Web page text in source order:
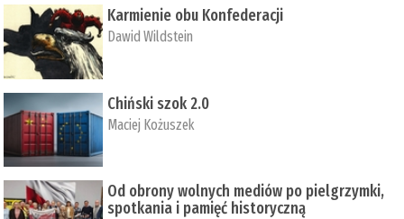
Karmienie obu Konfederacji
Dawid Wildstein
Chiński szok 2.0
Maciej Kożuszek
Od obrony wolnych mediów po pielgrzymki,
spotkania i pamięć historyczną